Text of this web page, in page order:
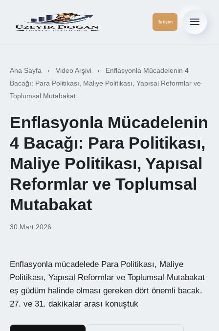
İletişim
Ana Sayfa › Video Arşivi ›
Enflasyonla Mücadelenin 4
Bacağı: Para Politikası, Maliye Politikası, Yapısal Reformlar ve
Toplumsal Mutabakat
Enflasyonla Mücadelenin
4 Bacağı: Para Politikası,
Maliye Politikası, Yapısal
Reformlar ve Toplumsal
Mutabakat
30 Mart 2026
Enflasyonla mücadelede Para Politikası, Maliye
Politikası, Yapısal Reformlar ve Toplumsal Mutabakat
eş güdüm halinde olması gereken dört önemli bacak.
27. ve 31. dakikalar arası konuştuk